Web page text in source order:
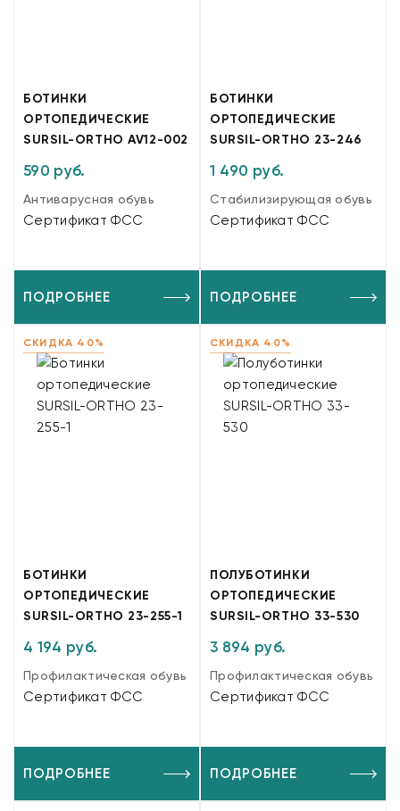
БОТИНКИ
ОРТОПЕДИЧЕСКИЕ
SURSIL-ORTHO AV12-002
590 руб.
Антиварусная обувь
Сертификат ФСС
ПОДРОБНЕЕ
БОТИНКИ
ОРТОПЕДИЧЕСКИЕ
SURSIL-ORTHO 23-246
1 490 руб.
Стабилизирующая обувь
Сертификат ФСС
ПОДРОБНЕЕ
СКИДКА 40%
БОТИНКИ
ОРТОПЕДИЧЕСКИЕ
SURSIL-ORTHO 23-255-1
4 194 руб.
Профилактическая обувь
Сертификат ФСС
ПОДРОБНЕЕ
СКИДКА 40%
ПОЛУБОТИНКИ
ОРТОПЕДИЧЕСКИЕ
SURSIL-ORTHO 33-530
3 894 руб.
Профилактическая обувь
Сертификат ФСС
ПОДРОБНЕЕ